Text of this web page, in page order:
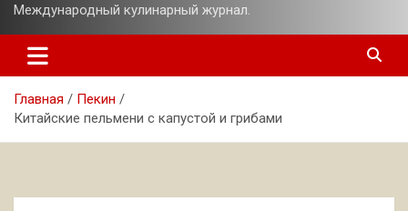
Международный кулинарный журнал.
Главная
Пекин
Китайские пельмени с капустой и грибами